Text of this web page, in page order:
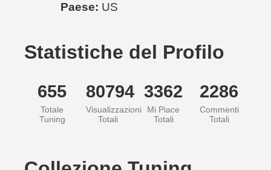
Paese: US
Statistiche del Profilo
655
Totale
Tuning
80794
Visualizzazioni
Totali
3362
Mi Piace
Totali
2286
Commenti
Totali